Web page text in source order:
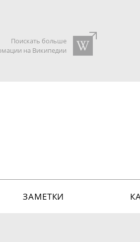
Поискать больше
на Википедии
ЗАМЕТКИ